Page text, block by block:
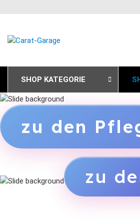
SHOP KATEGORIE
zu den
zu